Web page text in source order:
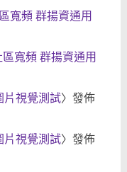
寬頻 群揚資通用
寬頻 群揚資通用
視覺測試〉發佈
視覺測試〉發佈